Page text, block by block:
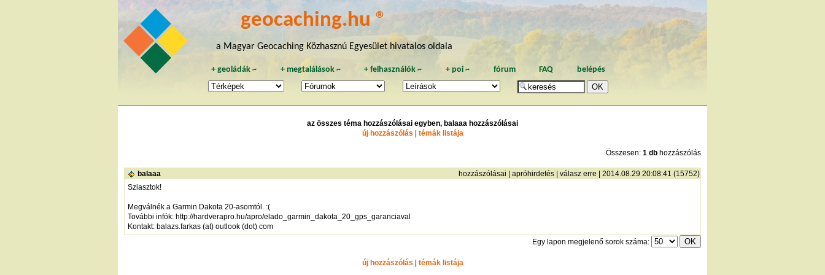
geocaching.hu ®
a Magyar Geocaching Közhasznú Egyesület hivatalos oldala
+geoládák ~ + megtalálások~ +felhasználók ~ + poi~ fórum FAQ belépés
az összes téma hozzászólásai egyben, balaaa hozzászólásai
új hozzászólás
témák listája
Összesen: 1 db hozzászólás
balaaa hozzászólásai apróhirdetés válasz erre | 2014.08.29 20:08:41 (15752)
Sziasztok!
Megválnék a Garmin Dakota 20-asomtól. :(
További infók: http://hardverapro.hu/apro/elado_garmin_dakota_20_gps_garanciaval
Kontakt: balazs.farkas (at) outlook (dot) com
Egy lapon megjelenő sorok száma:
új hozzászólás témák listája